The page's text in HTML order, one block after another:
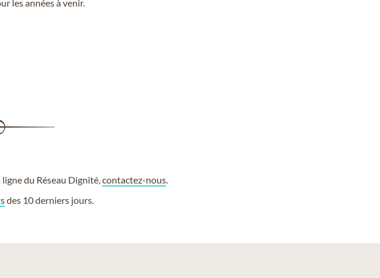
les années à venir.
du Réseau Dignité,contactez-nous.
des 10 derniers jours.